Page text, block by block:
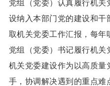
党组（党委）认真履行机
设纳入本部门党的建设和
取机关党委工作汇报，每年
党组（党委）书记履行机
机关党委建设作为以高质量
手，协调解决遇到的重点难